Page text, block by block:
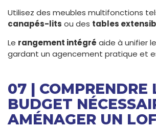
Utilisez des meubles multifonctions
canapés-lits ou des tables
Le rangement intégré aide à unifier
gardant un agencement pratique et
07 | COMPRENDRE
BUDGET
AMÉNAGER UN